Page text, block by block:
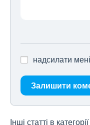
надсилати
Залишити
Інші статті в категорії